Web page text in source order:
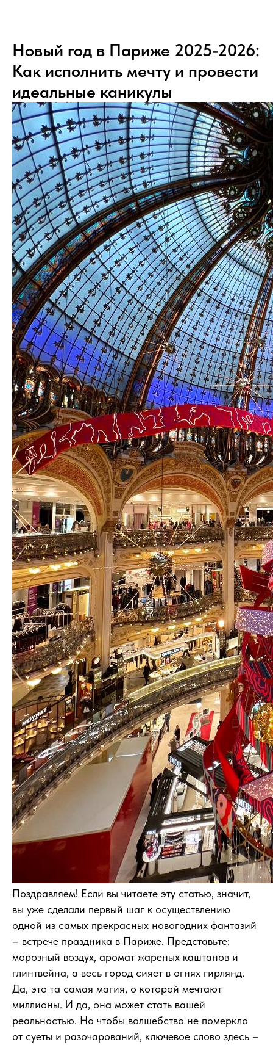
Новый год в Париже 2025-2026:
Как исполнить мечту и провести
идеальные каникулы
Поздравляем! Если вы читаете эту статью, значит,
вы уже сделали первый шаг к осуществлению
одной из самых прекрасных новогодних фантазий
– встрече праздника в Париже. Представьте:
морозный воздух, аромат жареных каштанов и
глинтвейна, а весь город сияет в огнях гирлянд.
Да, это та самая магия, о которой мечтают
миллионы. И да, она может стать вашей
реальностью. Но чтобы волшебство не померкло
от суеты и разочарований, ключевое слово здесь –